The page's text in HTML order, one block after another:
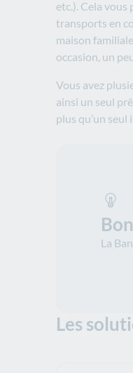
etc.). Cela
transports en
maison
occasion, un
Vous avez
ainsi un seul
plus qu’un
La
Les